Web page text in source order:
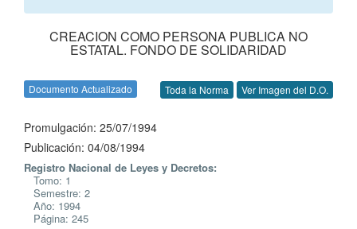
CREACION COMO PERSONA PUBLICA NO
ESTATAL. FONDO DE SOLIDARIDAD
Documento Actualizado Toda la Norma Ver Imagen del D.O.
Promulgación: 25/07/1994
Publicación: 04/08/1994
Registro Nacional de Leyes y Decretos:
Tomo: 1
Semestre: 2
Año: 1994
Página: 245